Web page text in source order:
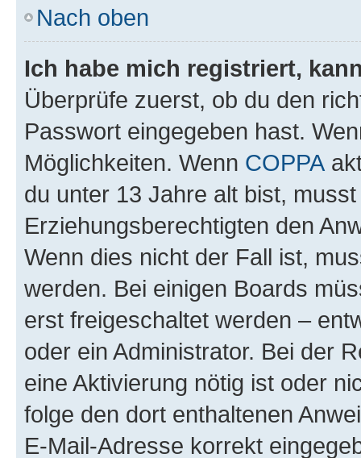
Nach oben
Ich habe mich registriert,
Überprüfe zuerst, ob du den
Passwort eingegeben hast.
Möglichkeiten. Wenn COPPA
du unter 13 Jahre alt bist,
Erziehungsberechtigten den
Wenn dies nicht der Fall ist,
werden. Bei einigen Boards
erst freigeschaltet werden –
oder ein Administrator. Bei der
eine Aktivierung nötig ist oder
folge den dort enthaltenen
E-Mail-Adresse korrekt